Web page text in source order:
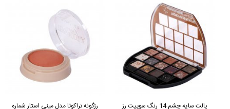
پالت سایه چشم 14 رنگ سوییت رز
رژگونه تراکوتا مدل مینی استار شماره